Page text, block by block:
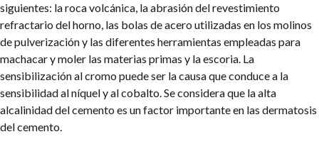
siguientes: la roca volcánica, la abrasión del revestimiento
refractario del horno, las bolas de acero utilizadas en los molinos
de pulverización y las diferentes herramientas empleadas para
machacar y moler las materias primas y la escoria. La
sensibilización al cromo puede ser la causa que conduce a la
sensibilidad al níquel y al cobalto. Se considera que la alta
alcalinidad del cemento es un factor importante en las dermatosis
del cemento.